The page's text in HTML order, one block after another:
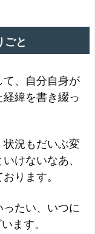
ごと
、自分自身が
緯を書き綴っ
況もだいぶ変
けないなあ、
ります。
たい、いつに
ます。